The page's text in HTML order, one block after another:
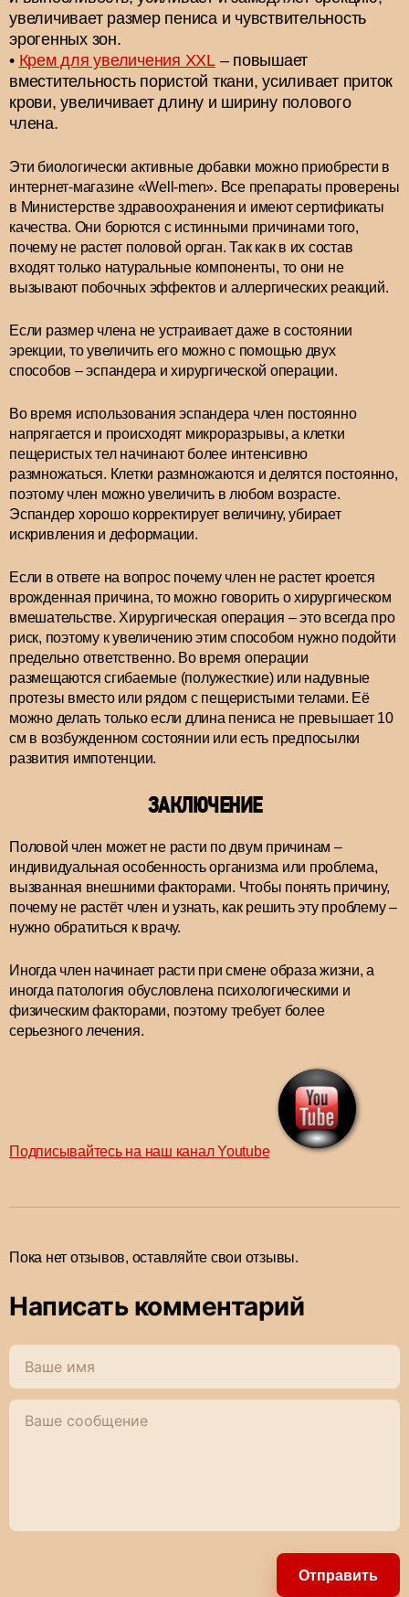
увеличивает размер пениса и чувствительность
эрогенных зон.
Крем для увеличения XXL– повышает
вместительность пористой ткани, усиливает приток
крови, увеличивает длину и ширину полового
члена.
Эти биологически активные добавки можно приобрести в
интернет-магазине «Well-men». Все препараты проверены
в Министерстве здравоохранения и имеют сертификаты
качества. Они борются с истинными причинами того,
почему не растет половой орган. Так как в их состав
входят только натуральные компоненты, то они не
вызывают побочных эффектов и аллергических реакций.
Если размер члена не устраивает даже в состоянии
эрекции, то увеличить его можно с помощью двух
способов – эспандера и хирургической операции.
Во время использования эспандера член постоянно
напрягается и происходят микроразрывы, а клетки
пещеристых тел начинают более интенсивно
размножаться. Клетки размножаются и делятся постоянно,
поэтому член можно увеличить в любом возрасте.
Эспандер хорошо корректирует величину, убирает
искривления и деформации.
Если в ответе на вопрос почему член не растет кроется
врожденная причина, то можно говорить о хирургическом
вмешательстве. Хирургическая операция – это всегда про
риск, поэтому к увеличению этим способом нужно подойти
предельно ответственно. Во время операции
размещаются сгибаемые (полужесткие) или надувные
протезы вместо или рядом с пещеристыми телами. Её
можно делать только если длина пениса не превышает 10
см в возбужденном состоянии или есть предпосылки
развития импотенции.
ЗАКЛЮЧЕНИЕ
Половой член может не расти по двум причинам –
индивидуальная особенность организма или проблема,
вызванная внешними факторами. Чтобы понять причину,
почему не растёт член и узнать, как решить эту проблему –
нужно обратиться к врачу.
Иногда член начинает расти при смене образа жизни, а
иногда патология обусловлена психологическими и
физическим факторами, поэтому требует более
серьезного лечения.
Подписывайтесь на наш канал Youtube
Пока нет отзывов, оставляйте свои отзывы.
Написать комментарий
Отправить